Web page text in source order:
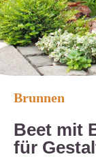
Brunnen
Beet mit
für